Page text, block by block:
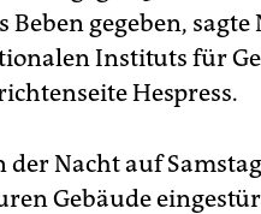
gegeben, sagte
Instituts für
Hespress.
der Nacht auf
Gebäude